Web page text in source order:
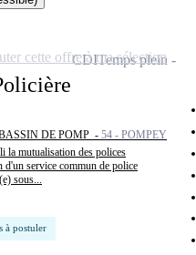
DE POMP - 54 - POMPEY
la mutualisation des polices
d'un service commun de police
sous...
à postuler
CDITemps plein
cette offre à ma sélection